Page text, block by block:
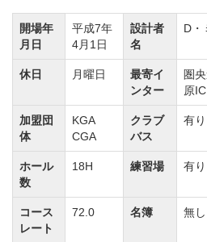
ナル」から高速バスのご利用
車。クラブバス乗車約15分。
横浜方面の場合、「横浜駅東
高速バスのご利用で「長南バ
乗車約5分。
クラブバスは全て予約制とな
2019年4月1日より2020年3月
開場年
月日
平成7年
4月1日
設計者
名
D・
休日 月曜日
最寄イ
ンター
圏
原
加盟団
体
KGA
CGA
クラブ
バス
有
ホール
数
18H 練習場 有り
コース
レート
72.0 名簿 無し